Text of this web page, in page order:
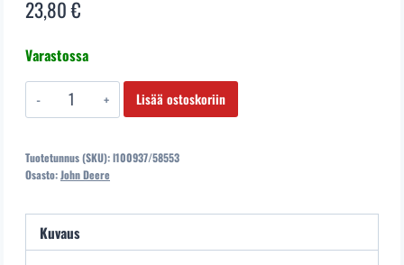
23,80€
Varastossa
l100937/58553
HYDRAULIIKKAÖLJYVUOTOSÄILIÖ
Lisää ostoskoriin
Tuotetunnus (SKU):l100937/58553
Osasto:John Deere
Kuvaus